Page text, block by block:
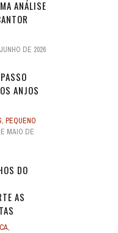
ANÁLISE
DE 2026
ANJOS
, PEQUENO
MAIO DE
DO
AS
,